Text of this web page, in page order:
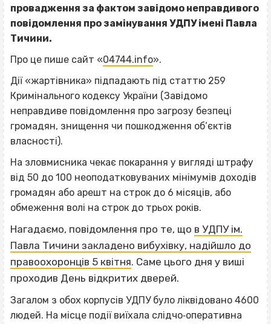
провадження за фактом завідомо неправдивого
повідомлення про замінування УДПУ імені Павла
Тичини.
Про це пише сайт «04744.info».
Дії «жартівника» підпадають під статтю 259
Кримінального кодексу України (Завідомо
неправдиве повідомлення про загрозу безпеці
громадян, знищення чи пошкодження об’єктів
власності).
На зловмисника чекає покарання у вигляді штрафу
від 50 до 100 неоподатковуваних мінімумів доходів
громадян або арешт на строк до 6 місяців, або
обмеження волі на строк до трьох років.
Нагадаємо, повідомлення про те, що в УДПУ ім.
Павла Тичини закладено вибухівку, надійшло до
правоохоронців 5 квітня. Саме цього дня у виші
проходив День відкритих дверей.
Загалом з обох корпусів УДПУ було ліквідовано 4600
людей. На місце події виїхала слідчо‐оперативна